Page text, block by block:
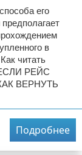
его
в
читать
ЕСЛИ РЕЙС
ВЕРНУТЬ
Подробнее